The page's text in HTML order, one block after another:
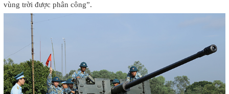
vùng trời được phân công”.